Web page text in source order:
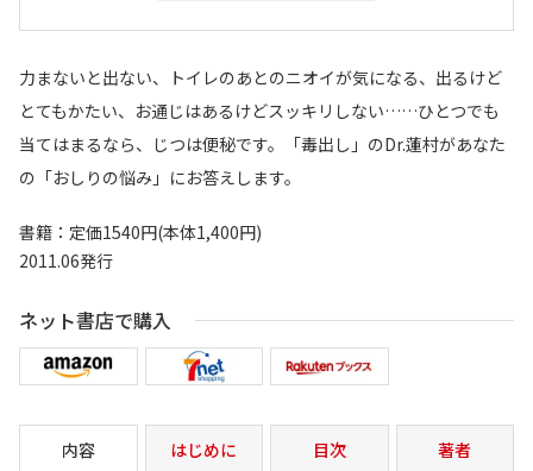
力まないと出ない、トイレのあとのニオイが気になる、出るけど
とてもかたい、お通じはあるけどスッキリしない……ひとつでも
当てはまるなら、じつは便秘です。「毒出し」のDr.蓮村があなた
の「おしりの悩み」にお答えします。
書籍：定価1540円(本体1,400円)
2011.06発行
ネット書店で購入
内容 はじめに 目次 著者